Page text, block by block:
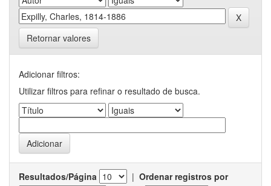
Retornar valores
Adicionar filtros:
Utilizar filtros para refinar o resultado de busca.
Resultados/Página | Ordenar registros por